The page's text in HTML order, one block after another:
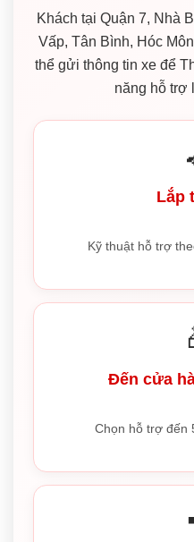
Khách tại Quận 7, Nhà
Vấp, Tân Bình, Hóc
thể gửi thông tin xe để
năng hỗ trợ
Lắp
Kỹ thuật hỗ trợ
Đến cửa
Chọn hỗ trợ đến